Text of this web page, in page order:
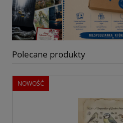
Polecane produkty
NOWOŚĆ